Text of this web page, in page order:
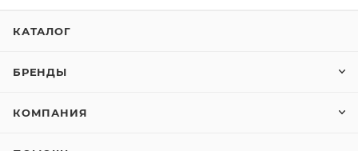
КАТАЛОГ
БРЕНДЫ
КОМПАНИЯ